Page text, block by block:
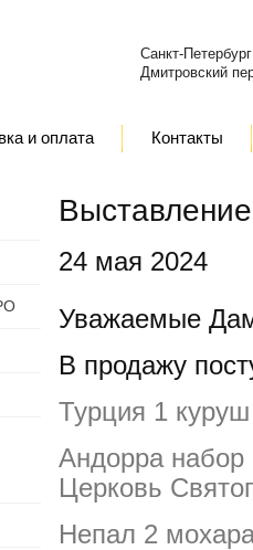
Санкт-Петербург
Дмитровский
и оплата Контакты
24 мая 2024
Уважаемые
В продажу
Турция 1
Андорра набор
Церковь
Непал 2